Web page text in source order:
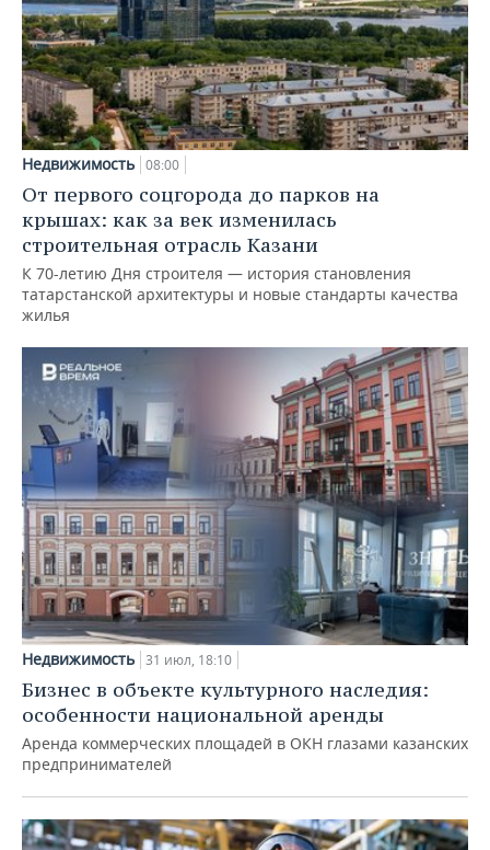
Недвижимость 08:00
От первого соцгорода до парков на
крышах: как за век изменилась
строительная отрасль Казани
К 70-летию Дня строителя — история становления
татарстанской архитектуры и новые стандарты качества
жилья
Недвижимость 31 июл, 18:10
Бизнес в объекте культурного наследия:
особенности национальной аренды
Аренда коммерческих площадей в ОКН глазами казанских
предпринимателей